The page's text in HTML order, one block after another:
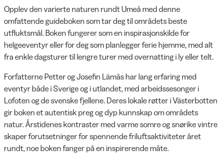
Opplev den varierte naturen rundt Umeå med denne
omfattende guideboken som tar deg til områdets beste
utfluktsmål. Boken fungerer som en inspirasjonskilde for
helgeeventyr eller for deg som planlegger ferie hjemme, med alt
fra enkle dagsturer til lengre turer med overnatting i ly eller telt.
Forfatterne Petter og Josefin Lämås har lang erfaring med
eventyr både i Sverige og i utlandet, med arbeidssesonger i
Lofoten og de svenske fjellene. Deres lokale røtter i Västerbotten
gir boken et autentisk preg og dyp kunnskap om områdets
natur. Årstidenes kontraster med varme somre og snørike vintre
skaper forutsetninger for spennende friluftsaktiviteter året
rundt, noe boken fanger på en inspirerende måte.